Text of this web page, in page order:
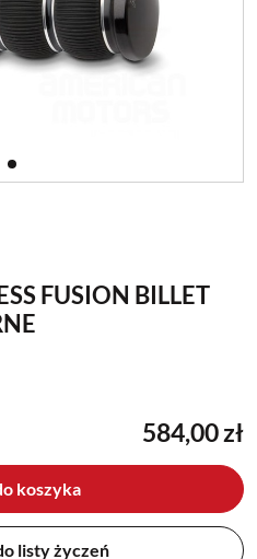
FUSION BILLET
584,00 zł
koszyka
listy życzeń